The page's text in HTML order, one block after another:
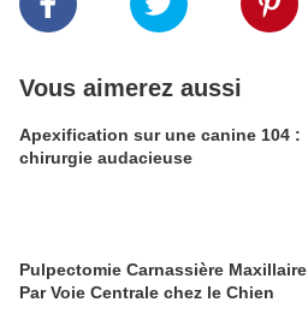
Vous aimerez aussi
Apexification sur une canine 104 :
chirurgie audacieuse
Pulpectomie Carnassière Maxillaire
Par Voie Centrale chez le Chien